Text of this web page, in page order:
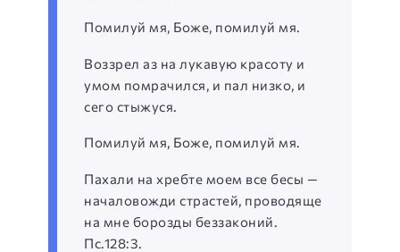
Помилуй мя, Боже, помилуй мя.
Воззрел аз на лукавую красоту и
умом помрачился, и пал низко, и
сего стыжуся.
Помилуй мя, Боже, помилуй мя.
Пахали на хребте моем все бесы —
началовожди страстей, проводяще
на мне борозды беззаконий.
Пс.128:3.